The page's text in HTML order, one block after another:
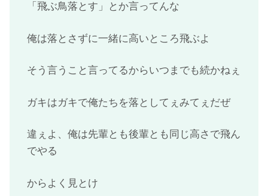
「飛ぶ鳥落とす」とか言ってんな
俺は落とさずに一緒に高いところ飛ぶよ
そう言うこと言ってるからいつまでも続かねぇ
ガキはガキで俺たちを落としてぇみてぇだぜ
違ぇよ、俺は先輩とも後輩とも同じ高さで飛ん
でやる
からよく見とけ